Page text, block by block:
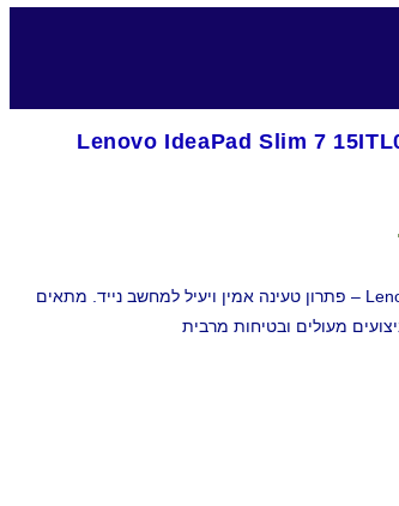
מטען מקורי Lenovo IdeaPad Slim 7 15ITL05-MT 82AF – פתרון טעינה אמין ויעיל למחשב נייד. מתאים